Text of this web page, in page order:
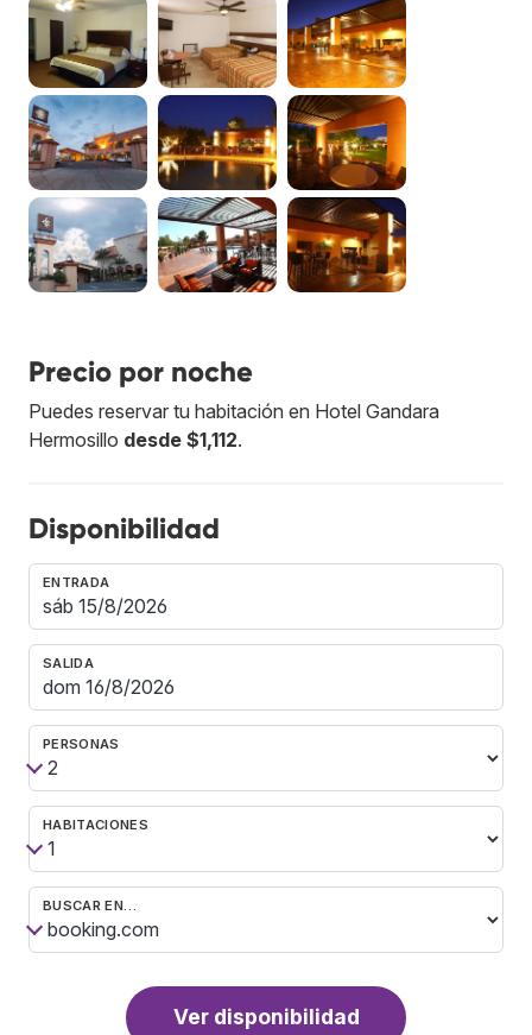
Precio por noche
Puedes reservar tu habitación en Hotel Gandara
Hermosillo desde $1,112.
Disponibilidad
ENTRADA
SALIDA
PERSONAS
HABITACIONES
BUSCAR EN…
Ver disponibilidad